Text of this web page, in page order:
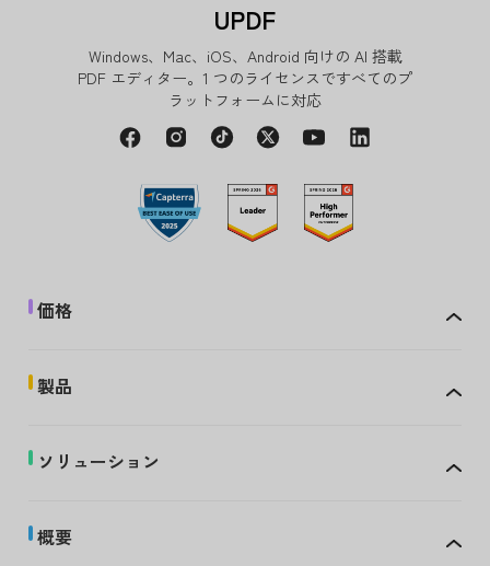
UPDF
Windows、Mac、iOS、Android 向けの AI 搭載
PDF エディター。1 つのライセンスですべてのプ
ラットフォームに対応
価格
製品
ソリューション
概要